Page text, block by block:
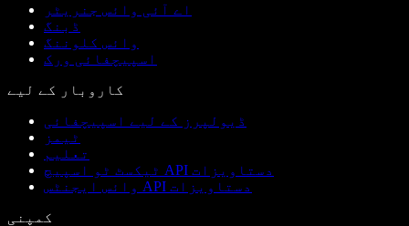
اے آئی وائس جنریٹر
ڈبنگ
وائس کلوننگ
اسپیچفائی ورک
کاروبار کے لیے
ڈیولپرز کے لیے اسپیچفائی
ٹیمز
تعلیم
ٹیکسٹ ٹو اسپیچ API دستاویزات
وائس ایجنٹس API دستاویزات
کمپنی